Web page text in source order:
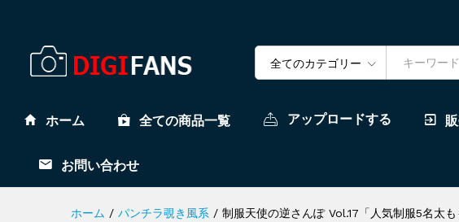
全てのカテゴリー
ホーム 全ての商品一覧 アップロードする
お問い合わせ
ホーム / パンチラ覗き風系 / 制服天使の逆さんぽ Vol.17「人気制服5名太も